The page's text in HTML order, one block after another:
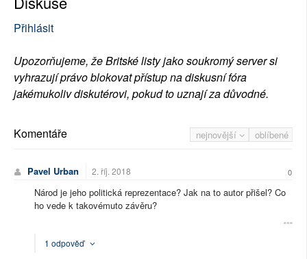
Přihlásit
Upozorňujeme, že Britské listy jako soukromý server si
vyhrazují právo blokovat přístup na diskusní fóra
jakémukoliv diskutérovi, pokud to uznají za důvodné.
nejnovější oblíbené
Komentáře
Pavel Urban 2. říj. 2018 0
Národ je jeho politická reprezentace? Jak na to autor přišel? Co
ho vede k takovémuto závěru?
1 odpověď